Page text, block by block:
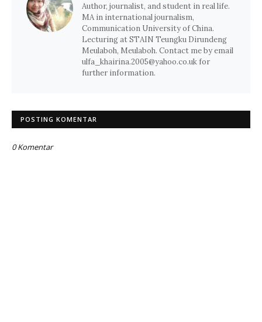
Author, journalist, and student in real life.
MA in international journalism,
Communication University of China.
Lecturing at STAIN Teungku Dirundeng
Meulaboh, Meulaboh. Contact me by email
ulfa_khairina.2005@yahoo.co.uk for
further information.
POSTING KOMENTAR
0 Komentar